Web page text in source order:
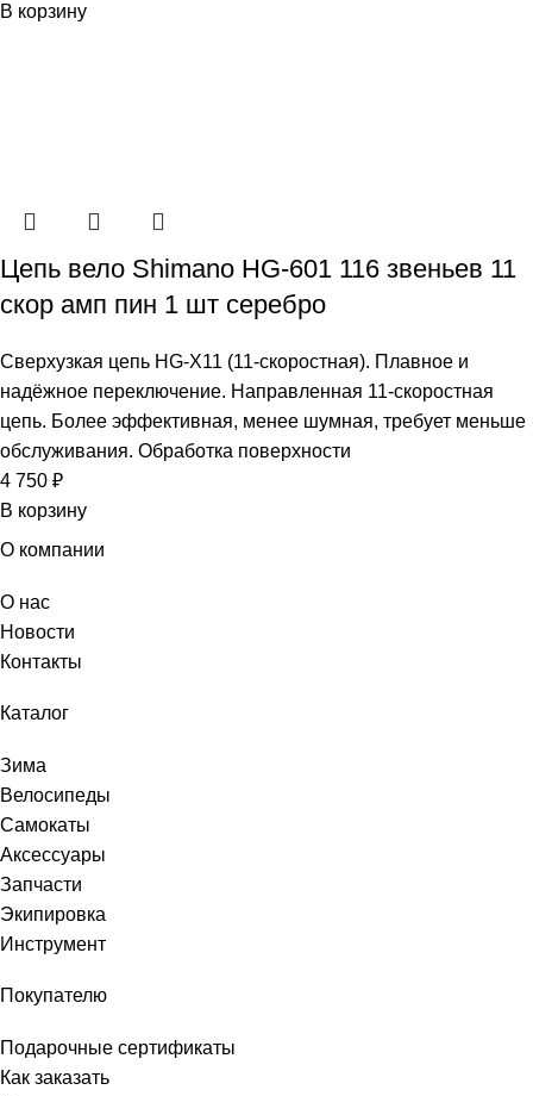
В корзину
Цепь вело Shimano HG-601 116 звеньев 11
скор амп пин 1 шт серебро
Сверхузкая цепь HG-X11 (11-скоростная). Плавное и
надёжное переключение. Направленная 11-скоростная
цепь. Более эффективная, менее шумная, требует меньше
обслуживания. Обработка поверхности
4 750 ₽
В корзину
О компании
О нас
Новости
Контакты
Каталог
Зима
Велосипеды
Самокаты
Аксессуары
Запчасти
Экипировка
Инструмент
Покупателю
Подарочные сертификаты
Как заказать